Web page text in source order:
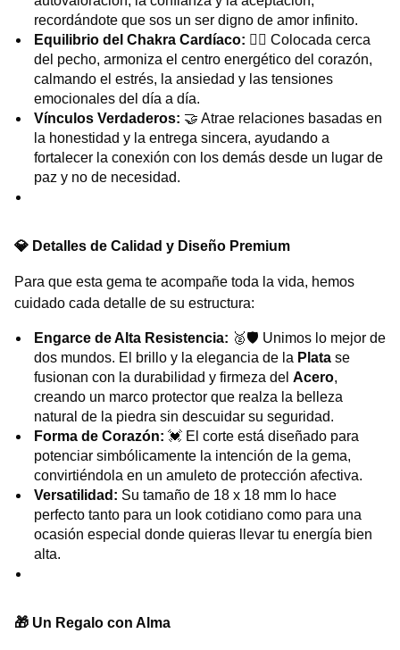
recordándote que sos un ser digno de amor infinito.
Equilibrio del Chakra Cardíaco: 🧘‍♀️ Colocada cerca
del pecho, armoniza el centro energético del corazón,
calmando el estrés, la ansiedad y las tensiones
emocionales del día a día.
Vínculos Verdaderos: 🤝 Atrae relaciones basadas en
la honestidad y la entrega sincera, ayudando a
fortalecer la conexión con los demás desde un lugar de
paz y no de necesidad.
💎 Detalles de Calidad y Diseño Premium
Para que esta gema te acompañe toda la vida, hemos
cuidado cada detalle de su estructura:
Engarce de Alta Resistencia: 🥈🛡️ Unimos lo mejor de
dos mundos. El brillo y la elegancia de la Plata se
fusionan con la durabilidad y firmeza del Acero,
creando un marco protector que realza la belleza
natural de la piedra sin descuidar su seguridad.
Forma de Corazón: 💓 El corte está diseñado para
potenciar simbólicamente la intención de la gema,
convirtiéndola en un amuleto de protección afectiva.
Versatilidad: Su tamaño de 18 x 18 mm lo hace
perfecto tanto para un look cotidiano como para una
ocasión especial donde quieras llevar tu energía bien
alta.
🎁 Un Regalo con Alma